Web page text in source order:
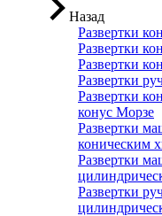
Назад
Развертки
Развертки
Развертки
Развертки
Развертки
конус Морзе
Развертки
коническим
Развертки
Развертки